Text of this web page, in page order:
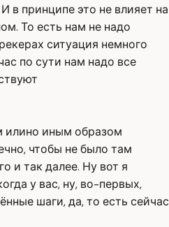
в принципе это не влияет на
То есть нам не надо
ситуация немного
по сути нам надо все
илино иным образом
чтобы не было там
и так далее. Ну вот я
у вас, ну, во-первых,
шаги, да, то есть сейчас